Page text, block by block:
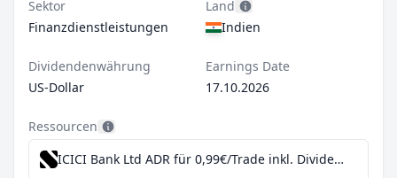
Sektor
Finanzdienstleistungen
Land
Indien
Dividendenwährung
US-Dollar
Earnings Date
17.10.2026
Ressourcen
ICICI Bank Ltd ADR für 0,99€/Trade inkl. Dividend Reinvestment Plan